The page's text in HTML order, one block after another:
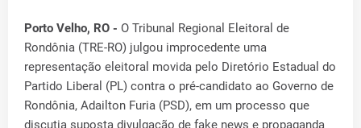
Porto Velho, RO - O Tribunal Regional Eleitoral de
Rondônia (TRE-RO) julgou improcedente uma
representação eleitoral movida pelo Diretório Estadual do
Partido Liberal (PL) contra o pré-candidato ao Governo de
Rondônia, Adailton Furia (PSD), em um processo que
discutia suposta divulgação de fake news e propaganda